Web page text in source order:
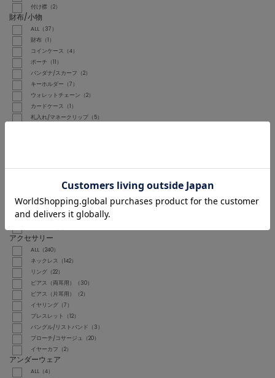
付け襟（2）
財布/小物
ALL（37）
財布（1）
コインケース（4）
ポーチ（11）
バンダナ/スカーフ（2）
キーホルダー（7）
ウォレットチェーン（2）
カードケース（1）
札入れ/マネークリップ（5）
カチューシャ（4）
シュシュ（11）
その他ヘアアクセサリー（2）
アクセサリー
ALL（240）
ネックレス（142）
リング（22）
ピアス（両耳用）（30）
ピアス（片耳用）（2）
イヤリング（7）
ブレスレット（12）
バングル/リストバンド（3）
ブローチ/コサージュ（20）
イヤーカフ（2）
アンダーウェア
ALL（4）